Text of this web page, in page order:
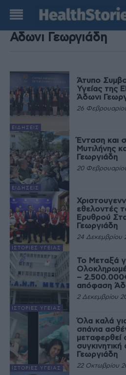
ΑΠΟΤΕΛΕΣΜΑΤΑ
ΕΙΔΉΣΕΙΣ
Άτυπο
Υγείας της
Άδωνι
26
ΕΙΔΉΣΕΙΣ
Ένταση και
Μυτιλήνης
Γεωργιάδη
20
ΙΣΤΟΡΊΕΣ ΥΓΕΊΑΣ
εθελοντές
Ερυθρού
Γεωργιάδη
24 Δεκεμβρίου
ΙΣΤΟΡΊΕΣ ΥΓΕΊΑΣ
Το Μεταξά
–
απόφαση
2 Δεκεμβρίου
ΙΣΤΟΡΊΕΣ ΥΓΕΊΑΣ
Όλα καλά
σπάνια
μεταφερθεί
Γεωργιάδη
22 Οκτωβρίου